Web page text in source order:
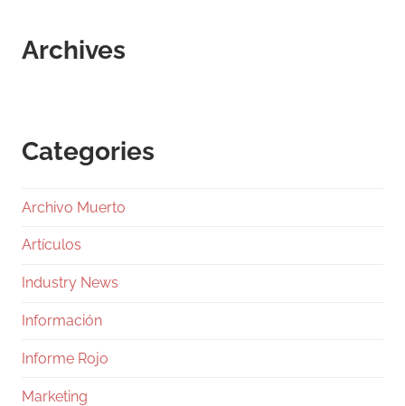
Archives
Categories
Archivo Muerto
Artículos
Industry News
Información
Informe Rojo
Marketing